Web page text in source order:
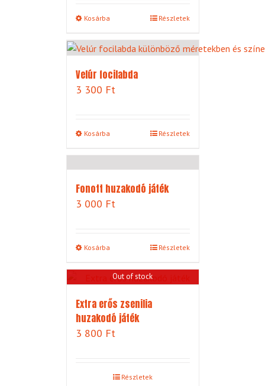
Kosárba Részletek
Velúr focilabda
3 300 Ft
Kosárba Részletek
Fonott huzakodó játék
3 000 Ft
Kosárba Részletek
Out of stock
Extra erős zsenilia
huzakodó játék
3 800 Ft
Részletek